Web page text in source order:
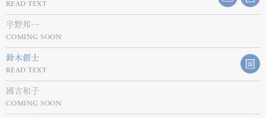
READ TEXT
宇野邦一
COMING SOON
鈴木創士
READ TEXT
國吉和子
COMING SOON